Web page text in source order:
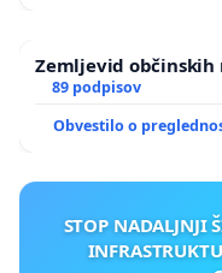
Zemljevid občinskih
89 podpisov
Obvestilo o
STOP NADALJNJI